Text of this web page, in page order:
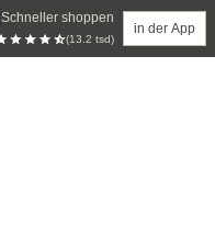
Schneller shoppen
(13.2 tsd)
in der App